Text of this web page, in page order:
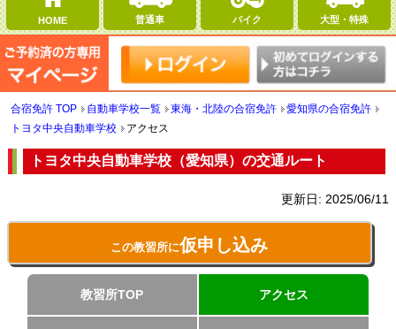
HOME 普通車 バイク 大型・特殊
合宿免許 TOP 自動車学校一覧 東海・北陸の合宿免許
愛知県の合宿免許
トヨタ中央自動車学校
アクセス
トヨタ中央自動車学校（愛知県）の交通ルート
更新日: 2025/06/11
この教習所に仮申し込み
教習所TOP アクセス